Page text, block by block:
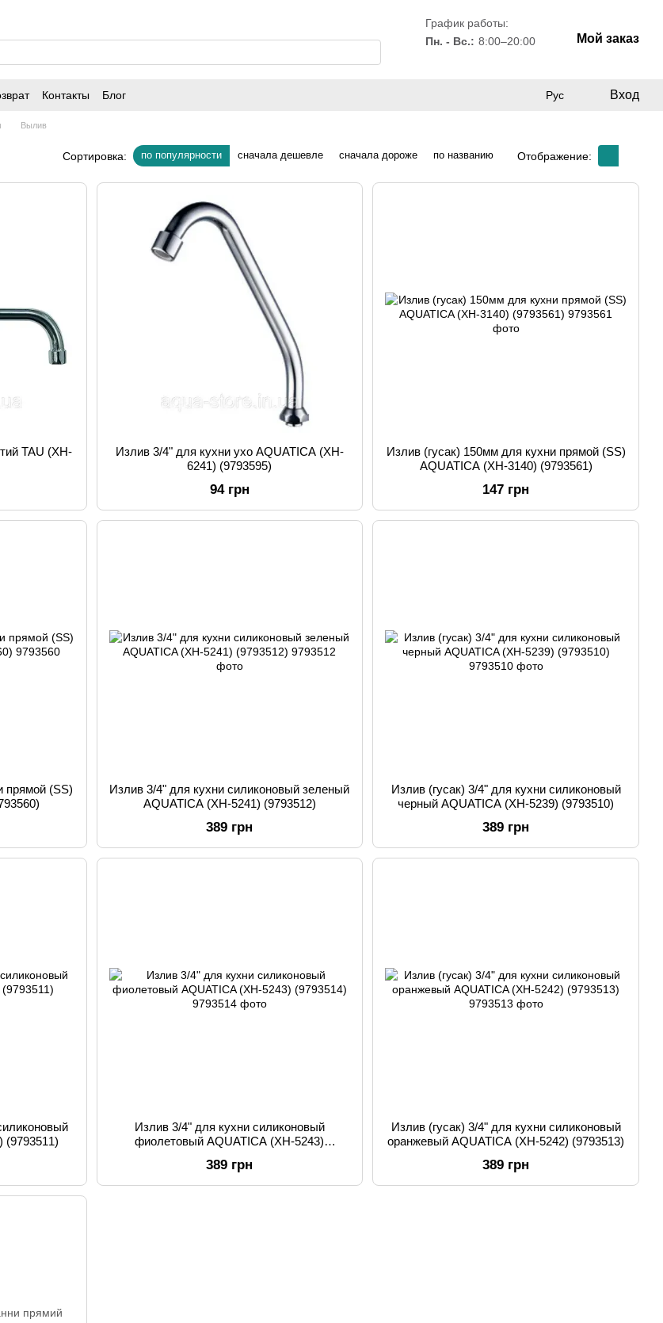
График работы:
Пн. - Вс.: 8:00–20:00 Мой заказ
Контакты Блог Рус Вход
Вылив
Сортировка: по популярности сначала дешевле сначала дороже по названию Отображение:
TAU (XH-
Излив 3/4" для кухни ухо AQUATICA (XH-
6241) (9793595)
94 грн
Излив (гусак) 150мм для кухни прямой (SS)
AQUATICA (XH-3140) (9793561)
147 грн
прямой (SS)
Излив 3/4" для кухни силиконовый зеленый
AQUATICA (XH-5241) (9793512)
389 грн
Излив (гусак) 3/4" для кухни силиконовый
черный AQUATICA (XH-5239) (9793510)
389 грн
(9793511)
Излив 3/4" для кухни силиконовый
фиолетовый AQUATICA (XH-5243)
389 грн
Излив (гусак) 3/4" для кухни силиконовый
оранжевый AQUATICA (XH-5242) (9793513)
389 грн